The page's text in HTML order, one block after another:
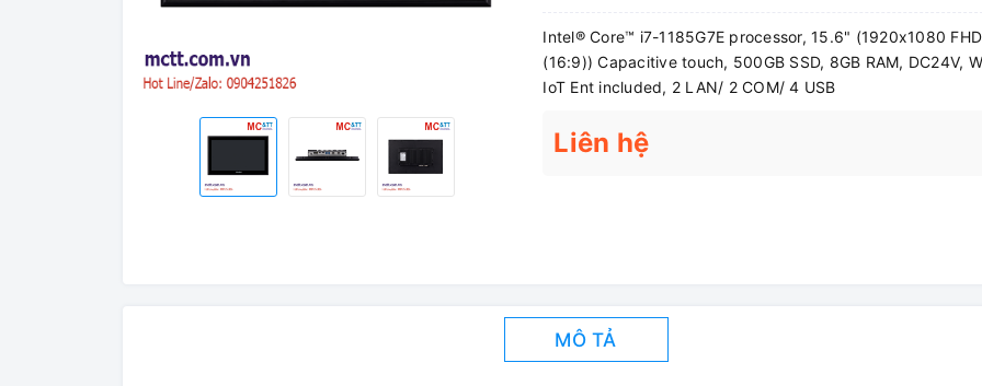
Intel® Core™ i7-1185G7E processor, 15.6" (1920x1080 FHD
(16:9)) Capacitive touch, 500GB SSD, 8GB RAM, DC24V,
IoT Ent included, 2 LAN/ 2 COM/ 4 USB
Liên hệ
MÔ TẢ